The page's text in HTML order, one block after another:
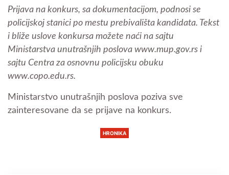
Prijava na konkurs, sa dokumentacijom, podnosi se
policijskoj stanici po mestu prebivališta kandidata. Tekst
i bliže uslove konkursa možete naći na sajtu
Ministarstva unutrašnjih poslova www.mup.gov.rs i
sajtu Centra za osnovnu policijsku obuku
www.copo.edu.rs.
Ministarstvo unutrašnjih poslova poziva sve
zainteresovane da se prijave na konkurs.
HRONIKA